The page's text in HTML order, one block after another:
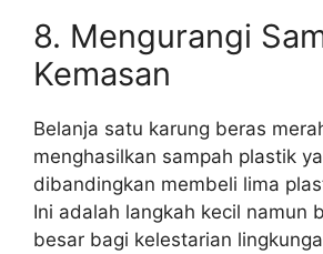
8. Mengurangi
Kemasan
Belanja satu karung beras
menghasilkan sampah plastik
dibandingkan membeli lima
Ini adalah langkah kecil namun
besar bagi kelestarian